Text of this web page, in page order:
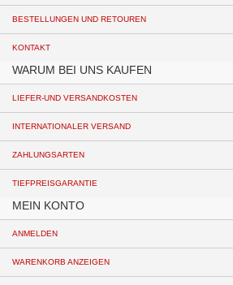
BESTELLUNGEN UND RETOUREN
KONTAKT
WARUM BEI UNS KAUFEN
LIEFER-UND VERSANDKOSTEN
INTERNATIONALER VERSAND
ZAHLUNGSARTEN
TIEFPREISGARANTIE
MEIN KONTO
ANMELDEN
WARENKORB ANZEIGEN